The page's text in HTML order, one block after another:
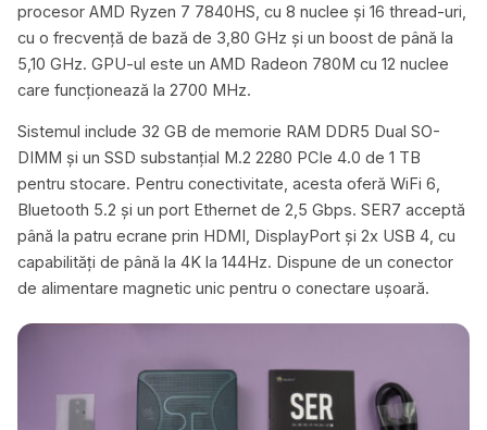
procesor AMD Ryzen 7 7840HS, cu 8 nuclee și 16 thread-uri,
cu o frecvență de bază de 3,80 GHz și un boost de până la
5,10 GHz. GPU-ul este un AMD Radeon 780M cu 12 nuclee
care funcționează la 2700 MHz.
Sistemul include 32 GB de memorie RAM DDR5 Dual SO-
DIMM și un SSD substanțial M.2 2280 PCIe 4.0 de 1 TB
pentru stocare. Pentru conectivitate, acesta oferă WiFi 6,
Bluetooth 5.2 și un port Ethernet de 2,5 Gbps. SER7 acceptă
până la patru ecrane prin HDMI, DisplayPort și 2x USB 4, cu
capabilități de până la 4K la 144Hz. Dispune de un conector
de alimentare magnetic unic pentru o conectare ușoară.